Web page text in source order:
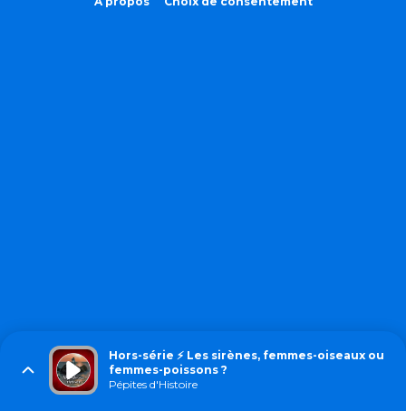
Hors-série ⚡ Les sirènes, femmes-oiseaux ou
femmes-poissons ?
Pépites d'Histoire